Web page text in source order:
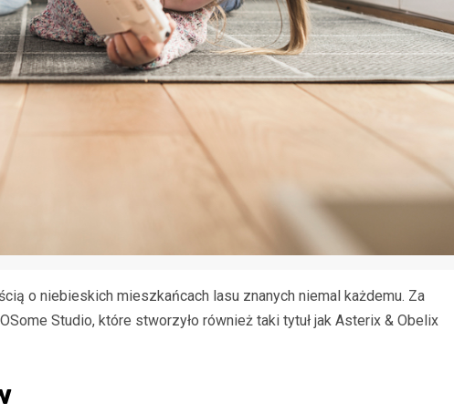
o niebieskich mieszkańcach lasu znanych niemal każdemu. Za
Studio, które stworzyło również taki tytuł jak Asterix & Obelix